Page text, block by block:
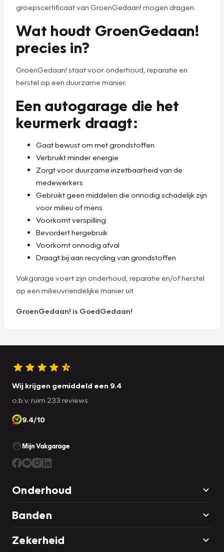
groepscertificaat van GroenGedaan! mogen dragen.
Wat houdt GroenGedaan!
precies in?
GroenGedaan! staat voor onderhoud, reparatie en
herstel op een duurzame manier.
Een autogarage die het
keurmerk draagt:
Gaat bewust om met grondstoffen
Verbruikt minder energie
Zorgt voor duurzame inzetbaarheid van de
medewerkers
Gebruikt geen middelen die onnodig schadelijk zijn
voor milieu of mens
Voorkomt verspilling
Bevordert hergebruik
Voorkomt onnodig afval
Draagt bij aan recycling van grondstoffen
Vakgarage voert zijn onderhoud, reparatie en/of herstel
op een milieuvriendelijke manier uit.
GroenGedaan! is GoedGedaan!
Wij krijgen gemiddeld een 9.4
o.b.v. ruim 233 reviews
9.4/10
Mijn Vakgarage
Onderhoud
Banden
Zekerheid